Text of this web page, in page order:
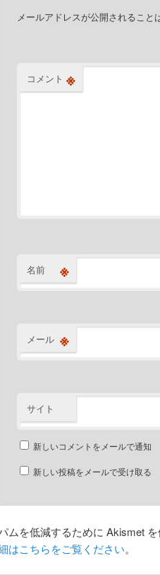
メールアドレスが公開されること
コメント ※
名前 ※
メール ※
サイト
新しいコメントをメールで通知
新しい投稿をメールで受け取る
ムを低減するために Akismet を
はこちらをご覧ください。